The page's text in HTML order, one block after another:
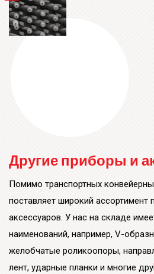
Другие приборы и
Помимо транспортных
поставляет широкий ассортимент
аксессуаров. У нас на складе
наименований, например, V-
желобчатые роликоопоры,
лент, ударные планки и многие